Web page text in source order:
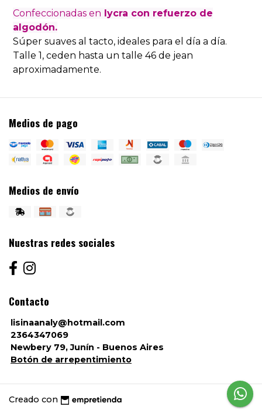
Confeccionadas en lycra con refuerzo de
algodón.
Súper suaves al tacto, ideales para el día a día.
Talle 1, ceden hasta un talle 46 de jean
aproximadamente.
Medios de pago
Medios de envío
Nuestras redes sociales
Contacto
lisinaanaly@hotmail.com
2364347069
Newbery 79, Junín - Buenos Aires
Botón de arrepentimiento
Creado con